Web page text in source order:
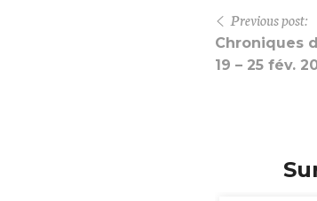
Previous post:
Chroniques
19 – 25 fév.